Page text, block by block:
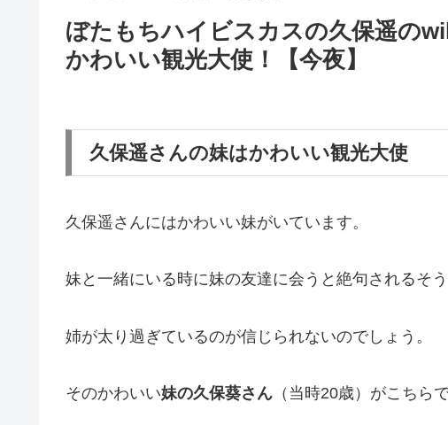
ぼたもちハイビスカスの久保遥の
かわいい観光大使！【今夜】
久保遥さんの妹はかわいい観光大使
久保遥さんにはかわいい妹がいています。
妹と一緒にいる時に妹の友達に会うと絶句されるそう
姉が太り過ぎているのが信じられないのでしょう。
そのかわいい妹の久保葵さん （当時20歳）がこちらで